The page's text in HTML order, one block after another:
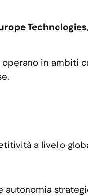
Technologies
in ambiti
a livello
autonomia